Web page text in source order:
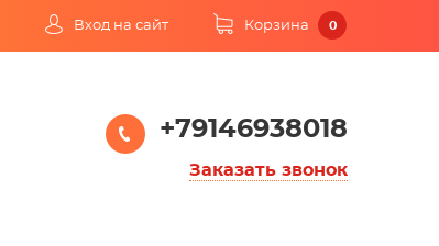
Вход на сайт Корзина 0
+79146938018
Заказать звонок